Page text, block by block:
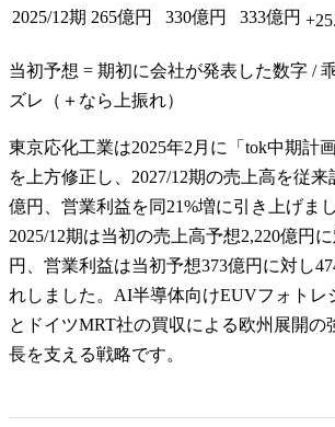
2025/12期 265億円 330億円 333億円
当初予想 = 期初に会社が発表した数字 /
ズレ（＋なら上振れ）
東京応化工業は2025年2月に「tok中期計
を上方修正し、2027/12期の売上高を従来
億円、営業利益を同21%増に引き上げま
2025/12期は当初の売上高予想2,220億円
円、営業利益は当初予想373億円に対し
れしました。AI半導体向けEUVフォトレ
とドイツMRT社の買収による欧州展開の
長を支える戦略です。